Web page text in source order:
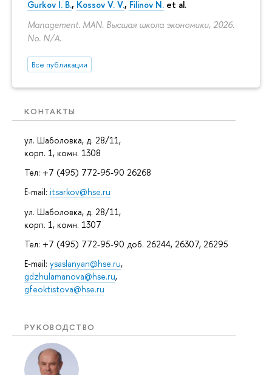
Gurkov I. B., Kossov V. V., Filinov N. et al.
Management. MAN. Высшая школа экономики, 2026.
No. N/A.
Все публикации
КОНТАКТЫ
ул. Шаболовка, д. 28/11,
корп. 1, комн. 1308
Тел: +7 (495) 772-95-90 26268
E-mail: itsarkov@hse.ru
ул. Шаболовка, д. 28/11,
корп. 1, комн. 1307
Тел: +7 (495) 772-95-90 доб. 26244, 26307, 26295
E-mail: ysaslanyan@hse.ru,
gdzhulamanova@hse.ru,
gfeoktistova@hse.ru
РУКОВОДСТВО